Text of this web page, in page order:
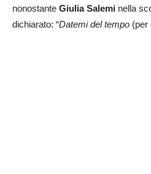
nonostante Giulia Salemi nella
dichiarato: “Datemi del tempo (per